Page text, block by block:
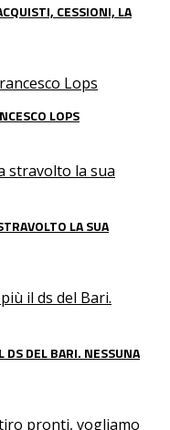
CESSIONI, LA
LOPS
LA SUA
DS DEL BARI. NESSUNA